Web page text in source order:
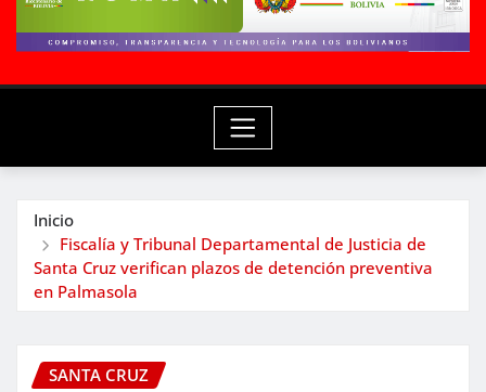
Inicio
Fiscalía y Tribunal Departamental de Justicia de
Santa Cruz verifican plazos de detención preventiva
en Palmasola
SANTA CRUZ